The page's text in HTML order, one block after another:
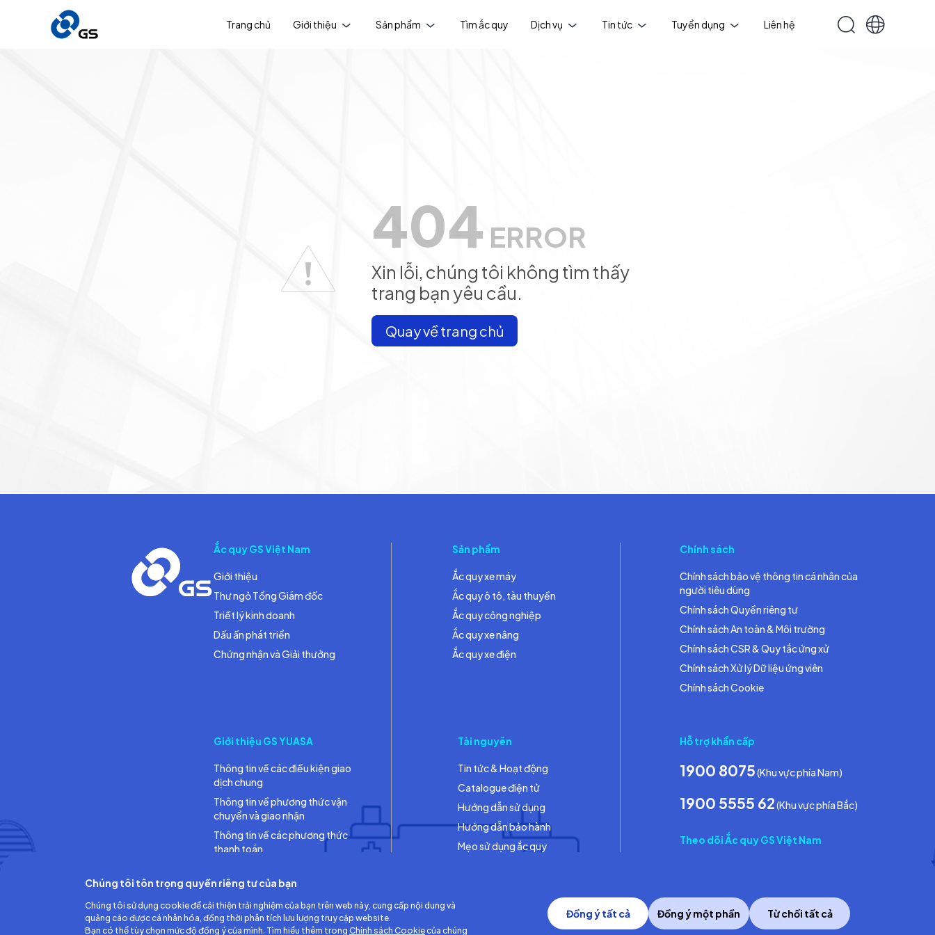
Trang chủ Giới thiệu Sản phẩm Tìm ắc quy Dịch vụ Tin tức Tuyển dụng Liên hệ
404 ERROR
Xin lỗi, chúng tôi không tìm thấy
trang bạn yêu cầu.
Quay về trang chủ
Ắc quy GS Việt Nam
Giới thiệu
Thư ngỏ Tổng Giám đốc
Triết lý kinh doanh
Dấu ấn phát triển
Chứng nhận và Giải thưởng
Sản phẩm
Ắc quy xe máy
Ắc quy ô tô, tàu thuyền
Ắc quy công nghiệp
Ắc quy xe nâng
Ắc quy xe điện
Chính sách
Chính sách bảo vệ thông tin cá nhân của
người tiêu dùng
Chính sách Quyền riêng tư
Chính sách An toàn & Môi trường
Chính sách CSR & Quy tắc ứng xử
Chính sách Xử lý Dữ liệu ứng viên
Chính sách Cookie
Giới thiệu GS YUASA
Thông tin về các điều kiện giao
dịch chung
Thông tin về phương thức vận
chuyển và giao nhận
Thông tin về các phương thức
thanh toán
Tài nguyên
Tin tức & Hoạt động
Catalogue điện tử
Hướng dẫn sử dụng
Hướng dẫn bảo hành
Mẹo sử dụng ắc quy
Hỗ trợ khẩn cấp
1900 8075(Khu vực phía Nam)
1900 5555 62(Khu vực phía Bắc)
Theo dõi Ắc quy GS Việt Nam
Công ty TNHH Ắc quy GS Việt Nam Copyright © 2014 GS Battery Vietnam Co., Ltd
Chúng tôi tôn trọng quyền riêng tư của bạn
Chúng tôi sử dụng cookie để cải thiện trải nghiệm của bạn trên web này, cung cấp nội dung và
quảng cáo được cá nhân hóa, đồng thời phân tích lưu lượng truy cập website.
Bạn có thể tùy chọn mức độ đồng ý của mình. Tìm hiểu thêm trong Chính sách Cookiecủa chúng
Đồng ý tất cả Đồng ý một phần Từ chối tất cả